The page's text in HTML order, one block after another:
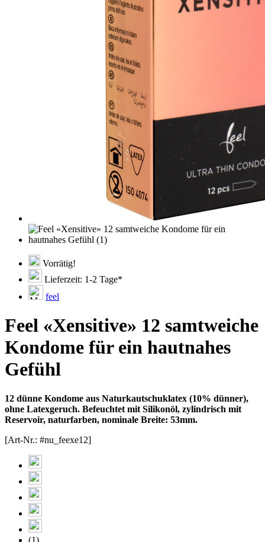
Vorrätig!
Lieferzeit: 1-2 Tage*
feel
Feel «Xensitive» 12 samtweiche
Kondome für ein hautnahes
Gefühl
12 dünne Kondome aus Naturkautschuklatex (10% dünner),
ohne Latexgeruch. Befeuchtet mit Silikonöl, zylindrisch mit
Reservoir, naturfarben, nominale Breite: 53mm.
[Art-Nr.: #nu_feexe12]
(1)